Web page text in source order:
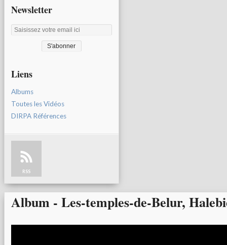
Newsletter
Liens
Albums
Toutes les Vidéos
DIRPA Références
RSS
Album - Les-temples-de-Belur,